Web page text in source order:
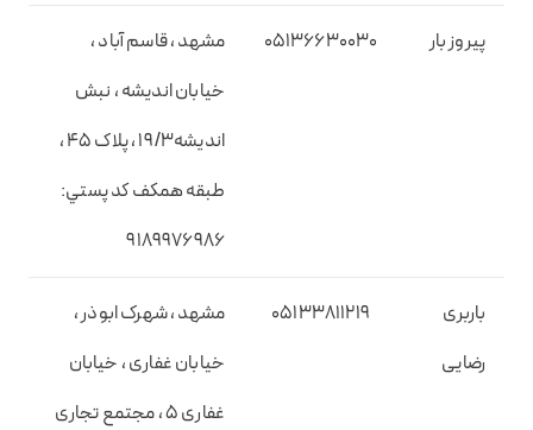
پیروز بار 05136630030
مشهد ، قاسم آباد ،
خیابان اندیشه ، نبش
اندیشه19/3 ، پلاک 45 ،
طبقه همکف کد پستي:
9189976986
باربری
رضایی
05133811219
مشهد ، شهرک ابوذر ،
خیابان غفاری ، خیابان
غفاری 5 ، مجتمع تجاری